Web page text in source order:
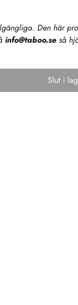
Den här
info@taboo.se så
Slut i